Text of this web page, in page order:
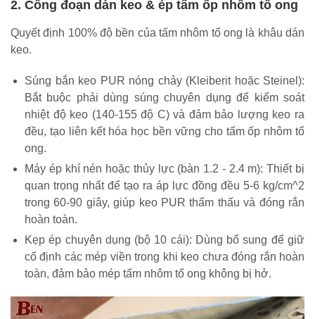
2. Công đoạn dán keo & ép tấm ốp nhôm tổ ong
Quyết định 100% độ bền của tấm nhôm tổ ong là khâu dán
keo.
Súng bắn keo PUR nóng chảy (Kleiberit hoặc Steinel):
Bắt buộc phải dùng súng chuyên dụng để kiểm soát
nhiệt độ keo (140-155 độ C) và đảm bảo lượng keo ra
đều, tạo liên kết hóa học bền vững cho tấm ốp nhôm tổ
ong.
Máy ép khí nén hoặc thủy lực (bàn 1.2 - 2.4 m): Thiết bị
quan trọng nhất để tạo ra áp lực đồng đều 5-6 kg/cm^2
trong 60-90 giây, giúp keo PUR thẩm thấu và đóng rắn
hoàn toàn.
Kẹp ép chuyên dụng (bộ 10 cái): Dùng bổ sung để giữ
cố định các mép viền trong khi keo chưa đóng rắn hoàn
toàn, đảm bảo mép tấm nhôm tổ ong không bị hở.